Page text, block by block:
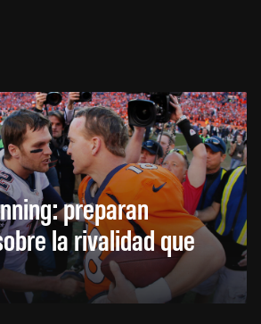
preparan
la rivalidad que